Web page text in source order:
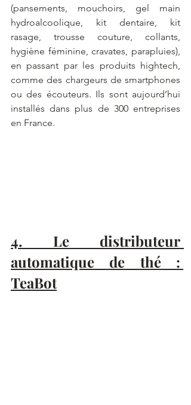
(pansements, mouchoirs, gel main
hydroalcoolique, kit dentaire, kit
rasage, trousse couture, collants,
hygiène féminine, cravates, parapluies),
en passant par les produits hightech,
comme des chargeurs de smartphones
ou des écouteurs. Ils sont aujourd’hui
installés dans plus de 300 entreprises
en France.
4. Le distributeur
automatique de thé :
TeaBot